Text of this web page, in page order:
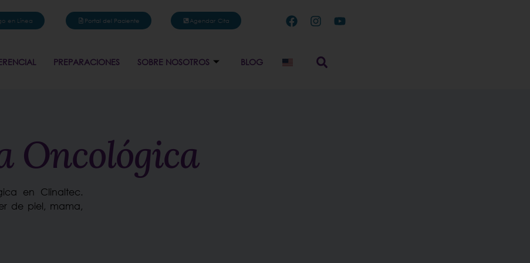
en Línea Portal del Paciente Agendar Cita
PREPARACIONES SOBRE NOSOTROS BLOG
Oncológica
en Clinaltec.
de piel, mama,